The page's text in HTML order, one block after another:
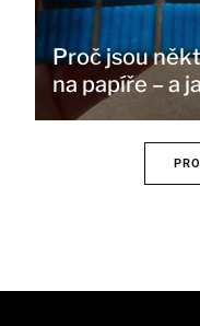
Proč jsou
na papíře – a